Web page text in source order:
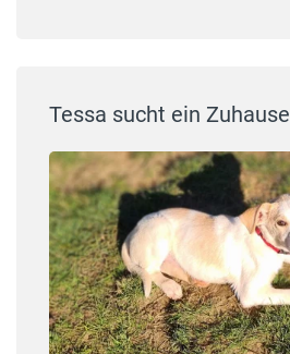
Tessa sucht ein Zuhause